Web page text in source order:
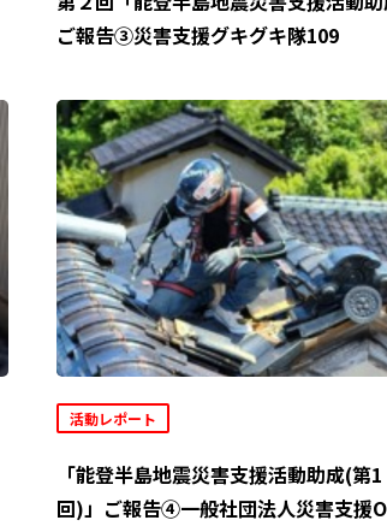
ご報告③災害支援グキグキ隊109
活動レポート
「能登半島地震災害支援活動助成(第1
回)」ご報告④一般社団法人災害支援